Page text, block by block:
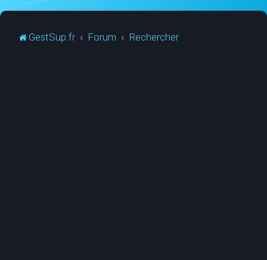
GestSup.fr Forum Rechercher